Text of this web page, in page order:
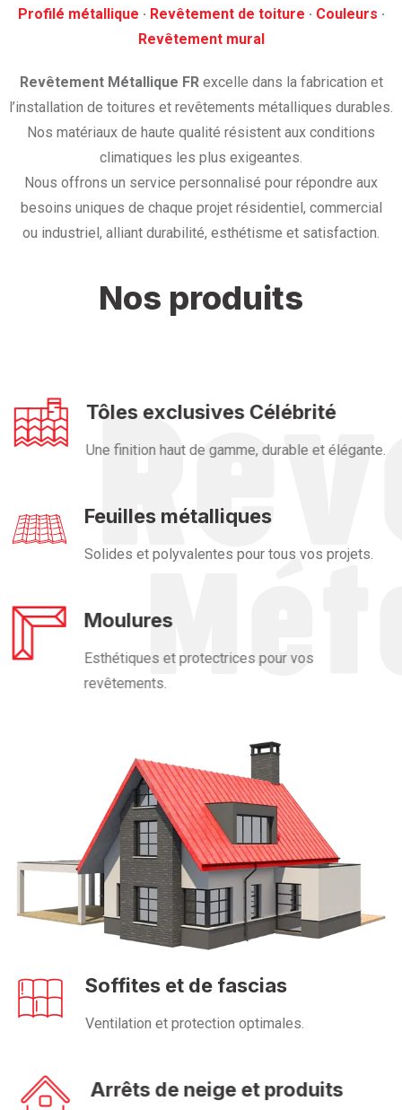
Profilé métallique · ‎ Revêtement de toiture · ‎ Couleurs ·
‎Revêtement mural
Revêtement Métallique FRexcelle dans la fabrication et
l’installation de toitures et revêtements métalliques durables.
Nos matériaux de haute qualité résistent aux conditions
climatiques les plus exigeantes.
Nous offrons un service personnalisé pour répondre aux
besoins uniques de chaque projet résidentiel, commercial
ou industriel, alliant durabilité, esthétisme et satisfaction.
Nos produits
Tôles exclusives Célébrité
Une finition haut de gamme, durable et élégante.
Feuilles métalliques
Solides et polyvalentes pour tous vos projets.
Moulures
Esthétiques et protectrices pour vos
revêtements.
Soffites et de fascias
Ventilation et protection optimales.
Arrêts de neige et produits